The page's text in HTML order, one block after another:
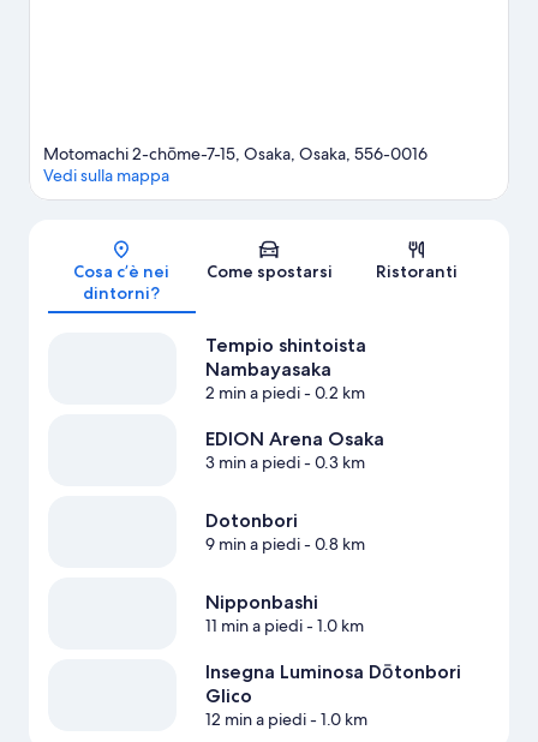
Mappa
Motomachi 2-chōme-7-15, Osaka, Osaka, 556-0016
Vedi sulla mappa
Cosa c’è nei
dintorni?
Come spostarsi Ristoranti
Tempio shintoista
Nambayasaka
2 min a piedi- 0.2 km
EDION Arena Osaka
3 min a piedi- 0.3 km
Dotonbori
9 min a piedi- 0.8 km
Nipponbashi
11 min a piedi- 1.0 km
Insegna Luminosa Dōtonbori
Glico
12 min a piedi- 1.0 km